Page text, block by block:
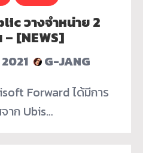
วางจำหน่าย 2
[NEWS]
G-JANG
Forward ได้มีการ
าก Ubis…